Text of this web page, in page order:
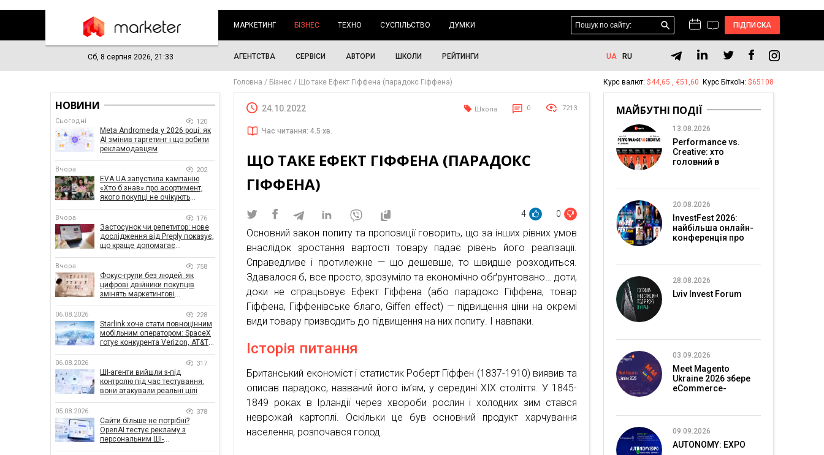
МАРКЕТИНГ БІЗНЕС ТЕХНО СУСПІЛЬСТВО ДУМКИ ПІДПИСКА
Сб, 8 серпня 2026, 21:33 АГЕНТСТВА СЕРВІСИ АВТОРИ ШКОЛИ РЕЙТИНГИ UA RU
Головна Бізнес Що таке Ефект Гіффена (парадокс Гіффена)
24.10.2022 Школа 0 7213
Час читання: 4.5 хв.
ЩО ТАКЕ ЕФЕКТ ГІФФЕНА (ПАРАДОКС
ГІФФЕНА)
4 0
Основний закон попиту та пропозиції говорить, що за інших рівних умов
внаслідок зростання вартості товару падає рівень його реалізації.
Справедливе і протилежне — що дешевше, то швидше розходиться.
Здавалося б, все просто, зрозуміло та економічно обґрунтовано… доти,
доки не спрацьовує Ефект Гіффена (або парадокс Гіффена, товар
Гіффена, Гіффенівське благо, Giffen effect) — підвищення ціни на окремі
види товару призводить до підвищення на них попиту. І навпаки.
Історія питання
Британський економіст і статистик Роберт Гіффен (1837-1910) виявив та
описав парадокс, названий його ім’ям, у середині XIX століття. У 1845-
1849 роках в Ірландії через хвороби рослин і холодних зим стався
неврожай картоплі. Оскільки це був основний продукт харчування
населення, розпочався голод.
НОВИНИ
Сьогодні 120
Meta Andromeda у 2026 році: як
AI змінив таргетинг і що робити
рекламодавцям
Вчора 202
EVA.UA запустила кампанію
«Хто б знав» про асортимент,
якого покупці не очікують
Вчора 176
Застосунок чи репетитор: нове
дослідження від Preply показує,
що краще допомагає
Вчора 758
Фокус-групи без людей: як
цифрові двійники покупців
змінять маркетингові
06.08.2026 228
Starlink хоче стати повноцінним
мобільним оператором: SpaceX
готує конкурента Verizon, AT&T і
06.08.2026 317
ШІ-агенти вийшли з-під
контролю під час тестування:
вони атакували реальні цілі
05.08.2026 378
Сайти більше не потрібні?
OpenAI тестує рекламу з
персональним ШІ-
Курс валют: $44,65 , €51,60 Курс Біткоїн: $65108
МАЙБУТНІ ПОДІЇ
13.08.2026
Performance vs.
Creative: хто
головний в
20.08.2026
InvestFest 2026:
найбільша онлайн-
конференція про
28.08.2026
Lviv Invest Forum
03.09.2026
Meet Magento
Ukraine 2026 збере
eCommerce-
09.09.2026
AUTONOMY: EXPO